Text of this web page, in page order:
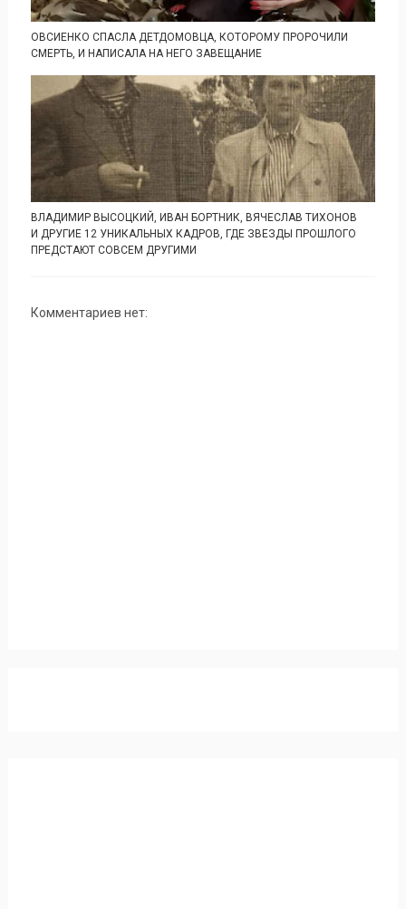
ОВСИЕНКО СПАСЛА ДЕТДОМОВЦА, КОТОРОМУ ПРОРОЧИЛИ
СМЕРТЬ, И НАПИСАЛА НА НЕГО ЗАВЕЩАНИЕ
ВЛАДИМИР ВЫСОЦКИЙ, ИВАН БОРТНИК, ВЯЧЕСЛАВ ТИХОНОВ
И ДРУГИЕ 12 УНИКАЛЬНЫХ КАДРОВ, ГДЕ ЗВЕЗДЫ ПРОШЛОГО
ПРЕДСТАЮТ СОВСЕМ ДРУГИМИ
Комментариев нет: